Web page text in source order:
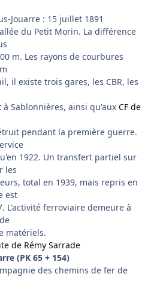
Jouarre : 15 juillet 1891
du Petit Morin. La différence
m. Les rayons de courbures
il existe trois gares, les CBR, les
à Sablonnières, ainsi qu'aux CF de
pendant la première guerre.
1922. Un transfert partiel sur
les
total en 1939, mais repris en
est
L'activité ferroviaire demeure à
matériels.
de Rémy Sarrade
(PK 65 + 154)
des chemins de fer de